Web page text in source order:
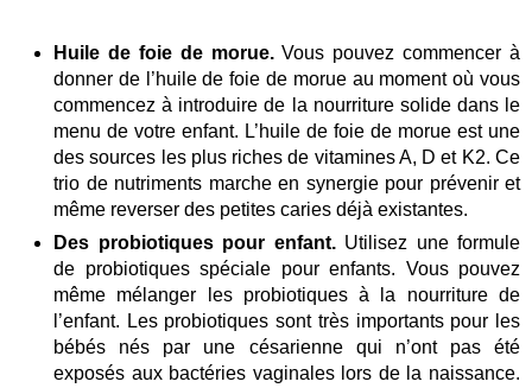
Huile de foie de morue.Vous pouvez commencer à
donner de l’huile de foie de morue au moment où vous
commencez à introduire de la nourriture solide dans le
menu de votre enfant. L’huile de foie de morue est une
des sources les plus riches de vitamines A, D et K2. Ce
trio de nutriments marche en synergie pour prévenir et
même reverser des petites caries déjà existantes.
Des probiotiques pour enfant. Utilisez une formule
de probiotiques spéciale pour enfants. Vous pouvez
même mélanger les probiotiques à la nourriture de
l’enfant. Les probiotiques sont très importants pour les
bébés nés par une césarienne qui n’ont pas été
exposés aux bactéries vaginales lors de la naissance.